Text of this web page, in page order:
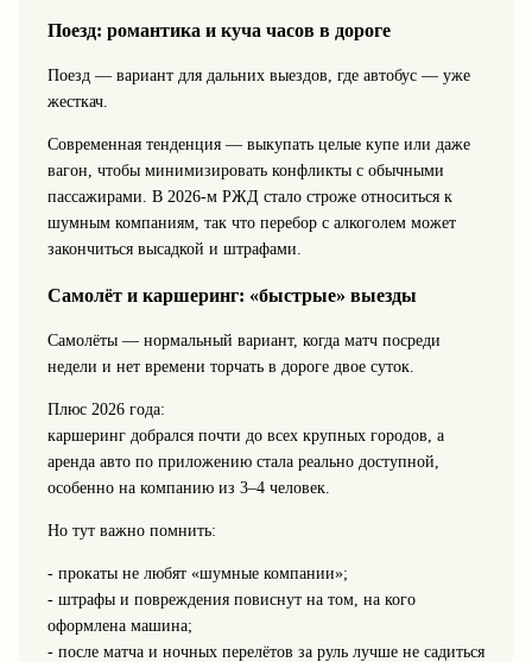
Поезд: романтика и куча часов в дороге
Поезд — вариант для дальних выездов, где автобус — уже
жесткач.
Современная тенденция — выкупать целые купе или даже
вагон, чтобы минимизировать конфликты с обычными
пассажирами. В 2026-м РЖД стало строже относиться к
шумным компаниям, так что перебор с алкоголем может
закончиться высадкой и штрафами.
Самолёт и каршеринг: «быстрые» выезды
Самолёты — нормальный вариант, когда матч посреди
недели и нет времени торчать в дороге двое суток.
Плюс 2026 года:
каршеринг добрался почти до всех крупных городов, а
аренда авто по приложению стала реально доступной,
особенно на компанию из 3–4 человек.
Но тут важно помнить:
- прокаты не любят «шумные компании»;
- штрафы и повреждения повиснут на том, на кого
оформлена машина;
- после матча и ночных перелётов за руль лучше не садиться